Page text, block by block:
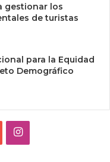
gestionar los
de turistas
para la Equidad
Demográfico
Instagram